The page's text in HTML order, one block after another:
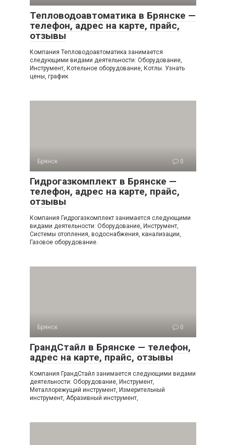
Тепловодоавтоматика в Брянске —
телефон, адрес на карте, прайс,
отзывы
Компания Тепловодоавтоматика занимается
следующими видами деятельности: Оборудование,
Инструмент, Котельное оборудование, Котлы. Узнать
цены, график
Брянск 0
Гидрогазкомплект в Брянске —
телефон, адрес на карте, прайс,
отзывы
Компания Гидрогазкомплект занимается следующими
видами деятельности: Оборудование, Инструмент,
Системы отопления, водоснабжения, канализации,
Газовое оборудование.
Брянск 0
ГрандСтайл в Брянске — телефон,
адрес на карте, прайс, отзывы
Компания ГрандСтайл занимается следующими видами
деятельности: Оборудование, Инструмент,
Металлорежущий инструмент, Измерительный
инструмент, Абразивный инструмент,